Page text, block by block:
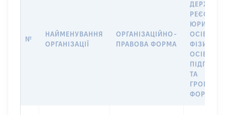
№
НАЙМЕНУВАННЯ
ОРГАНІЗАЦІЇ
ОРГАНІЗАЦІЙНО-
ПРАВОВА ФОРМА
РЕЄСТРІ
ОСІБ,
ОСІБ –
ТА